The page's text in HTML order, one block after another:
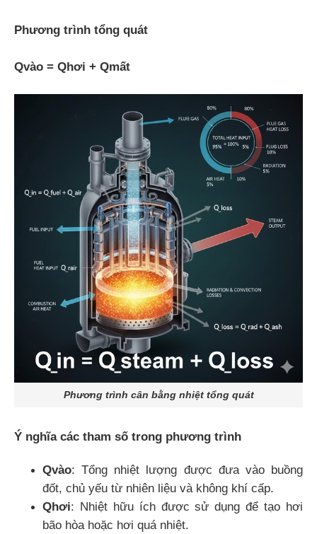
Phương trình tổng quát
Qvào = Qhơi + Qmất
Phương trình cân bằng nhiệt tổng quát
Ý nghĩa các tham số trong phương trình
Qvào: Tổng nhiệt lượng được đưa vào buồng
đốt, chủ yếu từ nhiên liệu và không khí cấp.
Qhơi: Nhiệt hữu ích được sử dụng để tạo hơi
bão hòa hoặc hơi quá nhiệt.